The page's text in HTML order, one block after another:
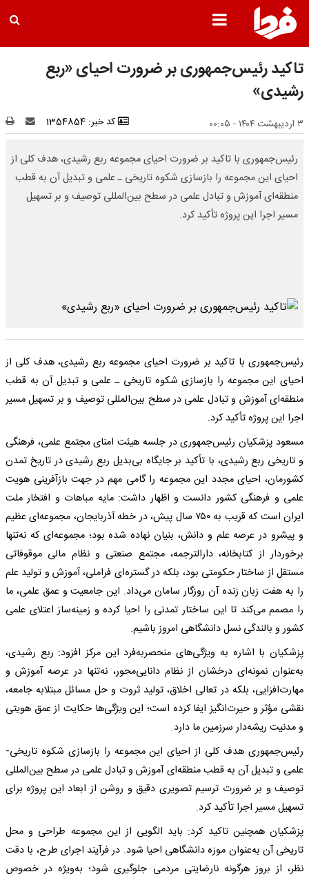
تاکید رئیس‌جمهوری بر ضرورت احیای «ربع
رشیدی»
۳ اردیبهشت ۱۴۰۴ - ۰۰:۰۵ کد خبر: 1354854
رئیس‌جمهوری با تاکید بر ضرورت احیای مجموعه ربع رشیدی، هدف کلی از
احیای این مجموعه را بازسازی شکوه تاریخی ـ علمی و تبدیل آن به قطب
منطقه‌ای آموزش و تبادل علمی در سطح بین‌المللی توصیف و بر تسهیل
مسیر اجرا این پروژه تأکید کرد.
رئیس‌جمهوری با تاکید بر ضرورت احیای مجموعه ربع رشیدی، هدف کلی از
احیای این مجموعه را بازسازی شکوه تاریخی ـ علمی و تبدیل آن به قطب
منطقه‌ای آموزش و تبادل علمی در سطح بین‌المللی توصیف و بر تسهیل مسیر
اجرا این پروژه تأکید کرد.
مسعود پزشکیان رئیس‌جمهوری در جلسه هیئت امنای مجتمع علمی، فرهنگی
و تاریخی ربع رشیدی، با تأکید بر جایگاه بی‌بدیل ربع رشیدی در تاریخ تمدن
کشورمان، احیای مجدد این مجموعه را گامی مهم در جهت بازآفرینی هویت
علمی و فرهنگی کشور دانست و اظهار داشت: مایه مباهات و افتخار ملت
ایران است که قریب به ۷۵۰ سال پیش، در خطه آذربایجان، مجموعه‌ای عظیم
و پیشرو در عرصه علم و دانش، بنیان نهاده شده بود؛ مجموعه‌ای که نه‌تنها
برخوردار از کتابخانه، دارالترجمه، مجتمع صنعتی و نظام مالی موقوفاتی
مستقل از ساختار حکومتی بود، بلکه در گستره‌ای فراملی، آموزش و تولید علم
را به هفت زبان زنده آن روزگار سامان می‌داد. این جامعیت و عمق علمی، ما
را مصمم می‌کند تا این ساختار تمدنی را احیا کرده و زمینه‌ساز اعتلای علمی
کشور و بالندگی نسل دانشگاهی امروز باشیم.
پزشکیان با اشاره به ویژگی‌های منحصربه‌فرد این مرکز افزود: ربع رشیدی،
به‌عنوان نمونه‌ای درخشان از نظام دانایی‌محور، نه‌تنها در عرصه آموزش و
مهارت‌افزایی، بلکه در تعالی اخلاق، تولید ثروت و حل مسائل مبتلابه جامعه،
نقشی مؤثر و حیرت‌انگیز ایفا کرده است؛ این ویژگی‌ها حکایت از عمق هویتی
و مدنیت ریشه‌دار سرزمین ما دارد.
رئیس‌جمهوری هدف کلی از احیای این مجموعه را بازسازی شکوه تاریخی-
علمی و تبدیل آن به قطب منطقه‌ای آموزش و تبادل علمی در سطح بین‌المللی
توصیف و بر ضرورت ترسیم تصویری دقیق و روشن از ابعاد این پروژه برای
تسهیل مسیر اجرا تأکید کرد.
پزشکیان همچنین تاکید کرد: باید الگویی از این مجموعه طراحی و محل
تاریخی آن به‌عنوان موزه دانشگاهی احیا شود. در فرآیند اجرای طرح، با دقت
نظر، از بروز هرگونه نارضایتی مردمی جلوگیری شود؛ به‌ویژه در خصوص